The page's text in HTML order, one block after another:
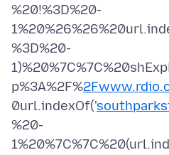
%20!%3D%20-
%3D%20-
p%3A%2F%
0url.indexOf('
%20-